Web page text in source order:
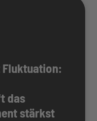
das
stärkst